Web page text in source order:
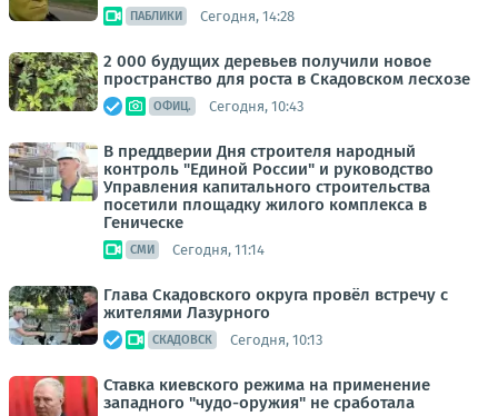
ПАБЛИКИ Сегодня, 14:28
2 000 будущих деревьев получили новое
пространство для роста в Скадовском лесхозе
ОФИЦ. Сегодня, 10:43
В преддверии Дня строителя народный
контроль "Единой России" и руководство
Управления капитального строительства
посетили площадку жилого комплекса в
Геническе
СМИ Сегодня, 11:14
Глава Скадовского округа провёл встречу с
жителями Лазурного
СКАДОВСК Сегодня, 10:13
Ставка киевского режима на применение
западного "чудо-оружия" не сработала